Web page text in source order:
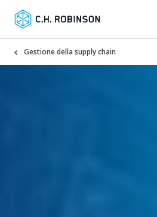
Gestione della supply chain